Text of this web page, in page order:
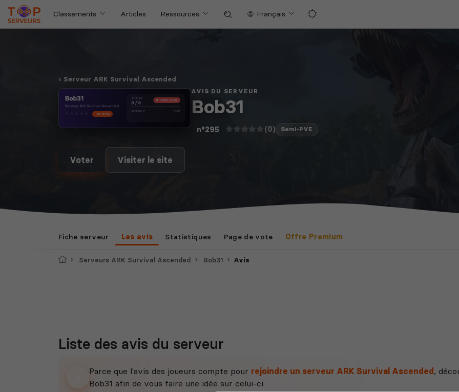
Classements Articles Ressources Français
Serveur ARK Survival Ascended
AVIS DU SERVEUR
Bob31
n°295 (0) Semi-PVE
Voter Visiter le site
Fiche serveur Les avis Statistiques Page de vote Offre Premium
AccueilServeurs ARK Survival Ascended Bob31 Avis
Liste des avis du serveur
Parce que l'avis des joueurs compte pour rejoindre un serveur ARK Survival Ascended,
Bob31 afin de vous faire une idée sur celui-ci.